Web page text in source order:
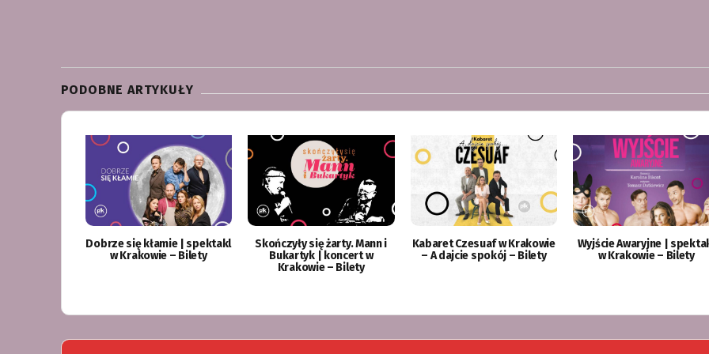
PODOBNE ARTYKUŁY
Dobrze się kłamie | spektakl
w Krakowie – Bilety
Skończyły się żarty. Mann i
Bukartyk | koncert w
Krakowie – Bilety
Kabaret Czesuaf w Krakowie
– A dajcie spokój – Bilety
Wyjście Awaryjne |
w Krakowie – Bilety